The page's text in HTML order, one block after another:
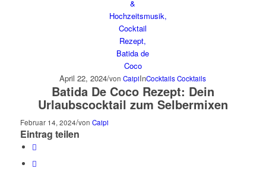
April 22, 2024/vonCaipiInCocktails Cocktails
Batida De Coco Rezept: Dein
Urlaubscocktail zum Selbermixen
Februar 14, 2024/von Caipi
Eintrag teilen